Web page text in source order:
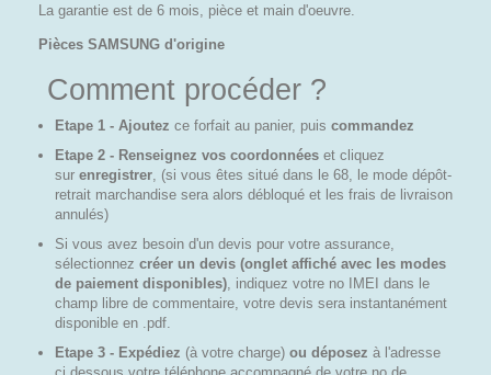
La garantie est de 6 mois, pièce et main d'oeuvre.
Pièces SAMSUNG d'origine
Comment procéder ?
Etape 1 - Ajoutez ce forfait au panier, puis commandez
Etape 2 - Renseignez vos coordonnées et cliquez
sur enregistrer , (si vous êtes situé dans le 68, le mode dépôt-
retrait marchandise sera alors débloqué et les frais de livraison
annulés)
Si vous avez besoin d'un devis pour votre assurance,
sélectionnez créer un devis (onglet affiché avec les modes
de paiement disponibles) , indiquez votre no IMEI dans le
champ libre de commentaire, votre devis sera instantanément
disponible en .pdf.
Etape 3 - Expédiez (à votre charge) ou déposez à l'adresse